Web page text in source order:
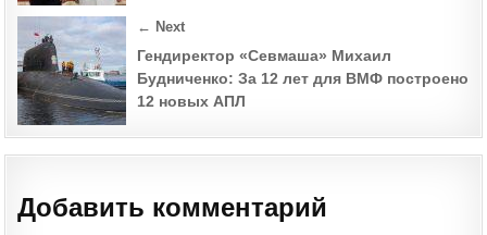
← Next
Гендиректор «Севмаша» Михаил
Будниченко: За 12 лет для ВМФ построено
12 новых АПЛ
Добавить комментарий